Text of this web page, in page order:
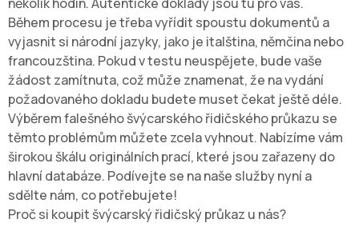
Během procesu je třeba vyřídit spoustu dokumentů a
vyjasnit si národní jazyky, jako je italština, němčina nebo
francouzština. Pokud v testu neuspějete, bude vaše
žádost zamítnuta, což může znamenat, že na vydání
požadovaného dokladu budete muset čekat ještě déle.
Výběrem falešného švýcarského řidičského průkazu se
těmto problémům můžete zcela vyhnout. Nabízíme vám
širokou škálu originálních prací, které jsou zařazeny do
hlavní databáze. Podívejte se na naše služby nyní a
sdělte nám, co potřebujete!
Proč si koupit švýcarský řidičský průkaz u nás?